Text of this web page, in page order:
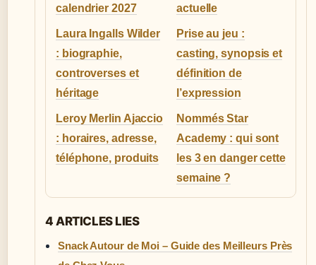
calendrier 2027
actuelle
Laura Ingalls Wilder
: biographie,
controverses et
héritage
Prise au jeu :
casting, synopsis et
définition de
l’expression
Leroy Merlin Ajaccio
: horaires, adresse,
téléphone, produits
Nommés Star
Academy : qui sont
les 3 en danger cette
semaine ?
4 ARTICLES LIES
Snack Autour de Moi – Guide des Meilleurs Près